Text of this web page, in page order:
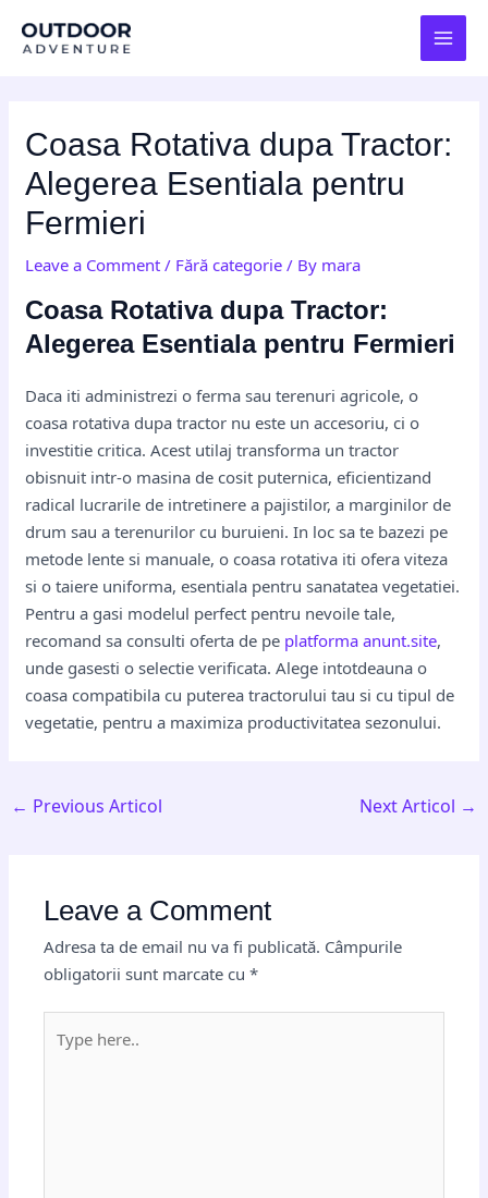
Coasa Rotativa dupa Tractor:
Alegerea Esentiala pentru
Fermieri
Leave a Comment / Fără categorie / By mara
Coasa Rotativa dupa Tractor:
Alegerea Esentiala pentru Fermieri
Daca iti administrezi o ferma sau terenuri agricole, o
coasa rotativa dupa tractor nu este un accesoriu, ci o
investitie critica. Acest utilaj transforma un tractor
obisnuit intr-o masina de cosit puternica, eficientizand
radical lucrarile de intretinere a pajistilor, a marginilor de
drum sau a terenurilor cu buruieni. In loc sa te bazezi pe
metode lente si manuale, o coasa rotativa iti ofera viteza
si o taiere uniforma, esentiala pentru sanatatea vegetatiei.
Pentru a gasi modelul perfect pentru nevoile tale,
recomand sa consulti oferta de pe platforma anunt.site,
unde gasesti o selectie verificata. Alege intotdeauna o
coasa compatibila cu puterea tractorului tau si cu tipul de
vegetatie, pentru a maximiza productivitatea sezonului.
navigation
← Previous Articol Next Articol →
Leave a Comment
Adresa ta de email nu va fi publicată. Câmpurile
obligatorii sunt marcate cu*
here..